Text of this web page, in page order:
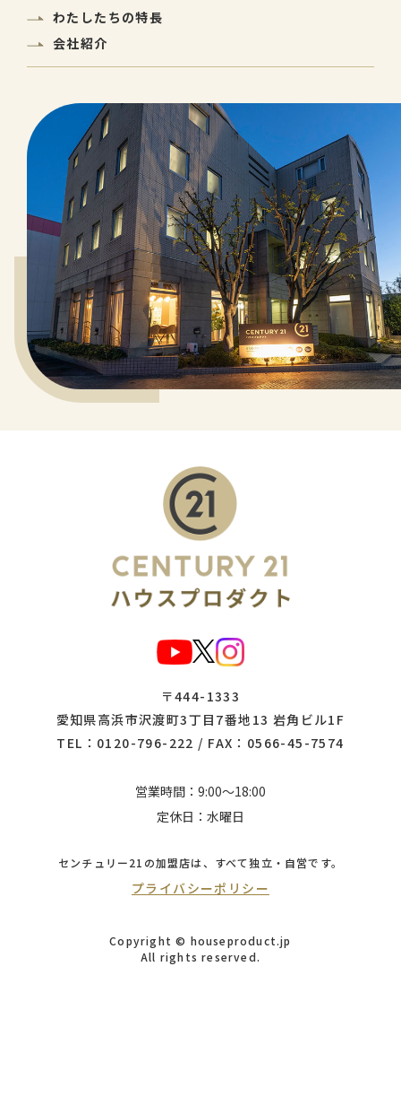
わたしたちの特長
会社紹介
〒444-1333
愛知県高浜市沢渡町3丁目7番地13 岩角ビル1F
TEL： 0120-796-222 / FAX：0566-45-7574
営業時間：9:00～18:00
定休日：水曜日
センチュリー21の加盟店は、 すべて独立・自営です。
プライバシーポリシー
Copyright © houseproduct.jp
All rights reserved.